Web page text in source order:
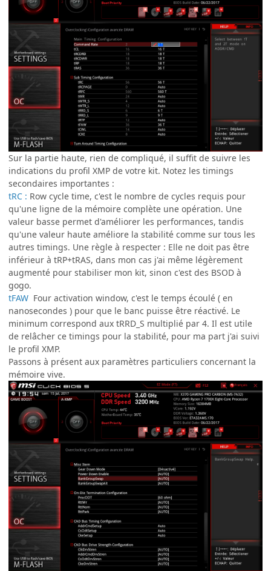
Sur la partie haute, rien de compliqué, il suffit de suivre les
indications du profil XMP de votre kit. Notez les timings
secondaires importantes :
tRC : Row cycle time, c'est le nombre de cycles requis pour
qu'une ligne de la mémoire complète une opération. Une
valeur basse permet d'améliorer les performances, tandis
qu'une valeur haute améliore la stabilité comme sur tous les
autres timings. Une règle à respecter : Elle ne doit pas être
inférieur à tRP+tRAS, dans mon cas j'ai même légèrement
augmenté pour stabiliser mon kit, sinon c'est des BSOD à
gogo.
tFAW Four activation window, c'est le temps écoulé ( en
nanosecondes ) pour que le banc puisse être réactivé. Le
minimum correspond aux tRRD_S multiplié par 4. Il est utile
de relâcher ce timings pour la stabilité, pour ma part j'ai suivi
le profil XMP.
Passons à présent aux paramètres particuliers concernant la
mémoire vive.